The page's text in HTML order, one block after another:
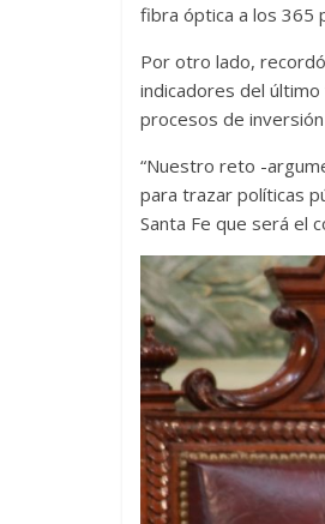
fibra óptica a los 365
Por otro lado,
indicadores del
procesos de
“Nuestro reto -
para trazar políticas
Santa Fe que será el